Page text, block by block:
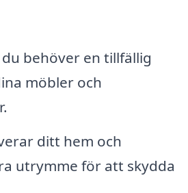
behöver en tillfällig
möbler och
ditt hem och
utrymme för att skydda